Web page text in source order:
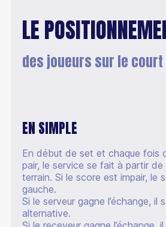
LE
des joueurs sur le court
EN SIMPLE
En début de set et chaque fois
pair, le service se fait à partir
terrain. Si le score est impair, le
gauche.
Si le serveur gagne l’échange, il
alternative.